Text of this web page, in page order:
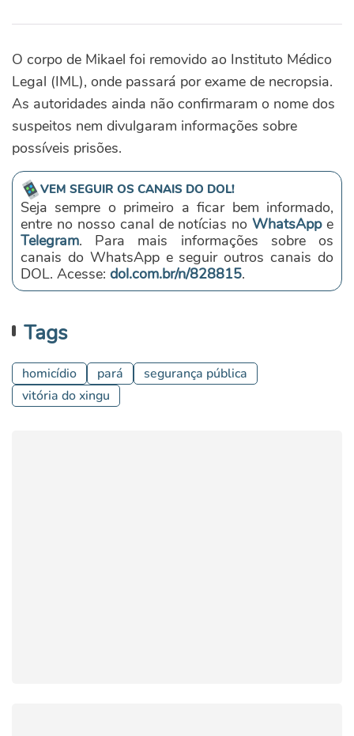
O corpo de Mikael foi removido ao Instituto Médico
Legal (IML), onde passará por exame de necropsia.
As autoridades ainda não confirmaram o nome dos
suspeitos nem divulgaram informações sobre
possíveis prisões.
VEM SEGUIR OS CANAIS DO DOL!
Seja sempre o primeiro a ficar bem informado,
entre no nosso canal de notícias noWhatsAppe
Telegram. Para mais informações sobre os
canais do WhatsApp e seguir outros canais do
DOL. Acesse: dol.com.br/n/828815.
Tags
homicídio pará
segurança pública
vitória do xingu